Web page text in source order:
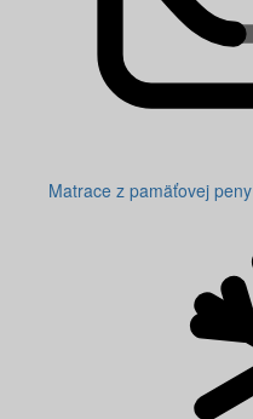
Matrace z pamäťovej peny